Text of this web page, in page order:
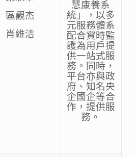
區觀杰
肖維洁
慧康養系
統」，以多
元服務體系
配合實時監
護為用戶提
供一站式服
務。同時，
平台亦與政
府、知名央
企國企等合
作，提供服
務。